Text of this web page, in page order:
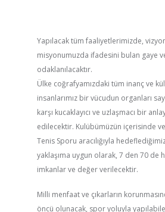
Yapılacak tüm faaliyetlerimizde,
misyonumuzda ifadesini bulan gaye
odaklanılacaktır.
Ülke coğrafyamızdaki tüm inanç ve
insanlarımız bir vücudun organları
karşı kucaklayıcı ve uzlaşmacı bir
edilecektir. Kulübümüzün içerisinde
Tenis Sporu aracılığıyla
yaklaşıma uygun olarak, 7 den 70 de
imkanlar ve değer verilecektir.
Milli menfaat ve çıkarların
öncü olunacak, spor yoluyla